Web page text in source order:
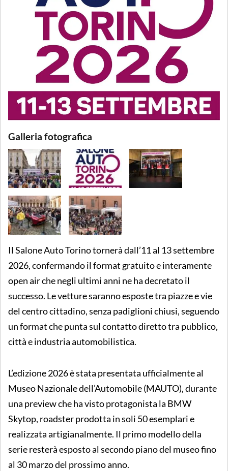
Galleria fotografica
Il Salone Auto Torino tornerà dall’11 al 13 settembre
2026, confermando il format gratuito e interamente
open air che negli ultimi anni ne ha decretato il
successo. Le vetture saranno esposte tra piazze e vie
del centro cittadino, senza padiglioni chiusi, seguendo
un format che punta sul contatto diretto tra pubblico,
città e industria automobilistica.
L’edizione 2026 è stata presentata ufficialmente al
Museo Nazionale dell’Automobile (MAUTO), durante
una preview che ha visto protagonista la BMW
Skytop, roadster prodotta in soli 50 esemplari e
realizzata artigianalmente. Il primo modello della
serie resterà esposto al secondo piano del museo fino
al 30 marzo del prossimo anno.